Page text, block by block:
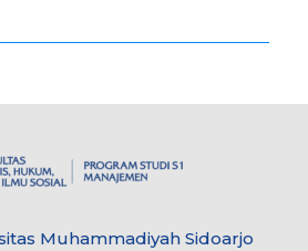
Muhammadiyah Sidoarjo